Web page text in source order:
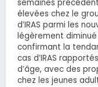
semaines
élevées chez le
d’IRAS parmi les
légèrement diminué
confirmant la
cas d’IRAS
d’âge, avec des
chez les jeunes